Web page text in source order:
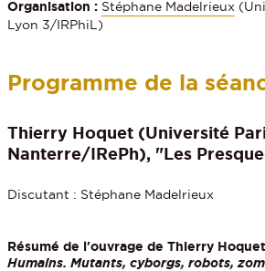
Organisation : Stéphane Madelrieux
Lyon 3/IRPhiL)
Programme de la
Thierry Hoquet (Université
Nanterre/IRePh), "Les
Discutant : Stéphane Madelrieux
Résumé de l'ouvrage de Thierry
Humains. Mutants, cyborgs, robots,